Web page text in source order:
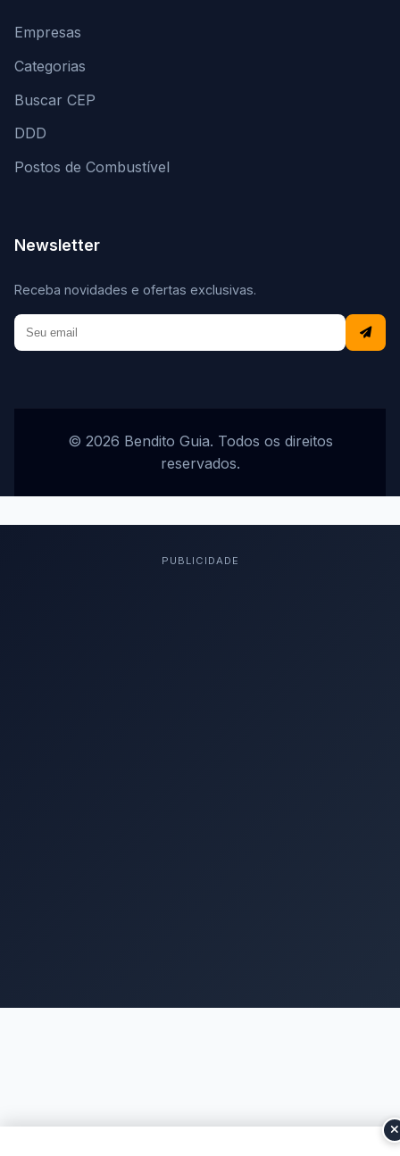
Empresas
Categorias
Buscar CEP
DDD
Postos de Combustível
Newsletter
Receba novidades e ofertas exclusivas.
© 2026 Bendito Guia. Todos os direitos
reservados.